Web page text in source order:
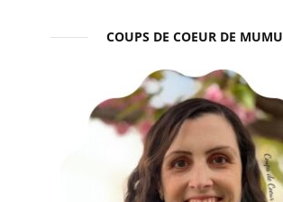
COUPS DE COEUR DE MUMU